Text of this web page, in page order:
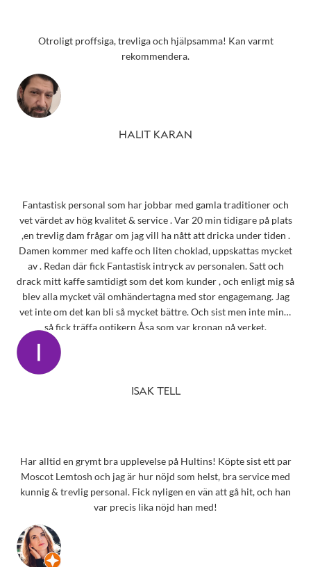
Otroligt proffsiga, trevliga och hjälpsamma! Kan varmt
rekommendera.
HALIT KARAN
Fantastisk personal som har jobbar med gamla traditioner och
vet värdet av hög kvalitet & service . Var 20 min tidigare på plats
,en trevlig dam frågar om jag vill ha nått att dricka under tiden .
Damen kommer med kaffe och liten choklad, uppskattas mycket
av . Redan där fick Fantastisk intryck av personalen. Satt och
drack mitt kaffe samtidigt som det kom kunder , och enligt mig så
blev alla mycket väl omhändertagna med stor engagemang. Jag
vet inte om det kan bli så mycket bättre. Och sist men inte minst
så fick träffa optikern Åsa som var kronan på verket.
ISAK TELL
Har alltid en grymt bra upplevelse på Hultins! Köpte sist ett par
Moscot Lemtosh och jag är hur nöjd som helst, bra service med
kunnig & trevlig personal. Fick nyligen en vän att gå hit, och han
var precis lika nöjd han med!